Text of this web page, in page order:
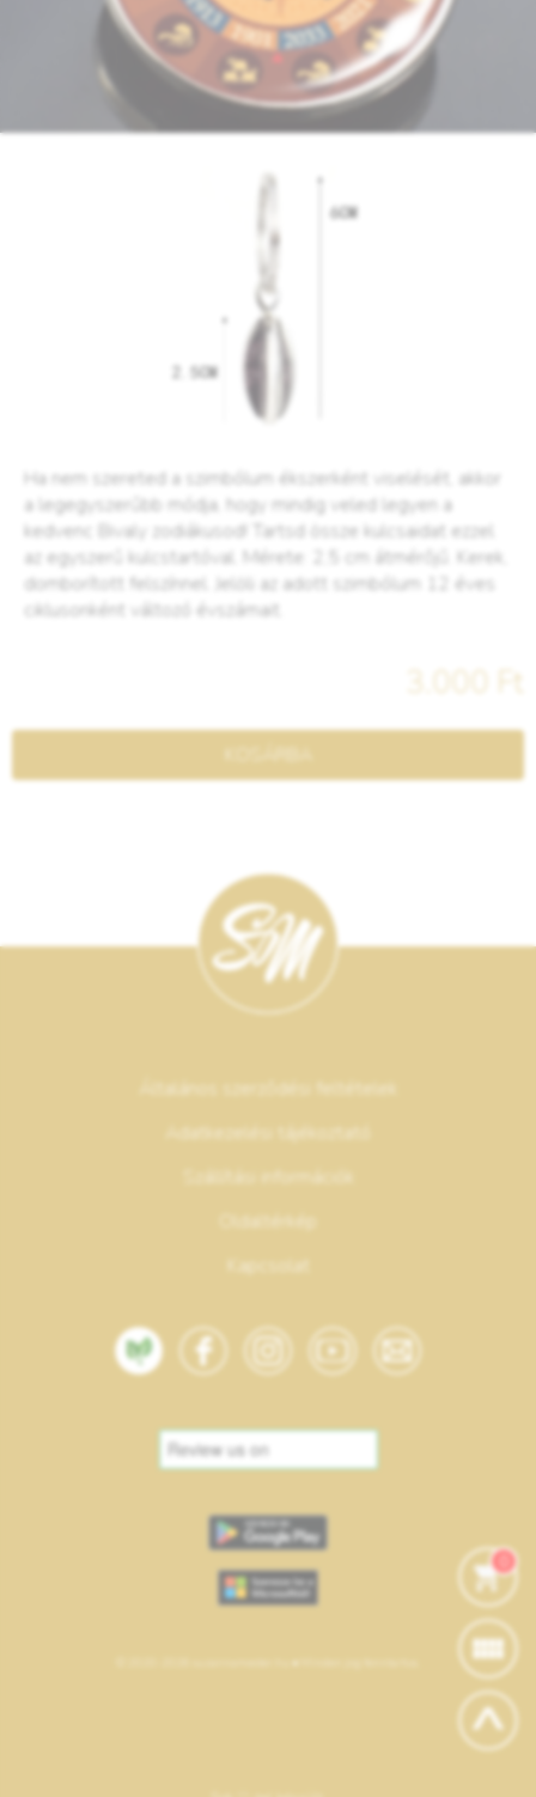
Ha nem szereted a szimbólum ékszerként viselését, akkor
a legegyszerűbb módja, hogy mindig veled legyen a
kedvenc Bivaly zodiákusod! Tartsd össze kulcsaidat ezzel
az egyszerű kulcstartóval. Mérete: 2,5 cm átmérőjű. Kerek,
domborított felszínnel. Jelöli az adott szimbólum 12 éves
ciklusonként változó évszámait.
3.000 Ft
Általános szerződési feltételek
Adatkezelési tájékoztató
Szállítási információk
Oldaltérkép
Kapcsolat